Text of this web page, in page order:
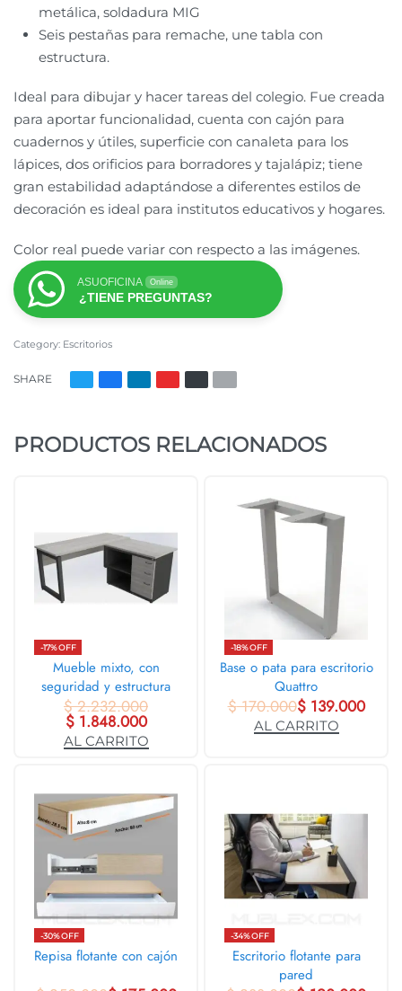
metálica, soldadura MIG
Seis pestañas para remache, une tabla con
estructura.
Ideal para dibujar y hacer tareas del colegio. Fue creada
para aportar funcionalidad, cuenta con cajón para
cuadernos y útiles, superficie con canaleta para los
lápices, dos orificios para borradores y tajalápiz; tiene
gran estabilidad adaptándose a diferentes estilos de
decoración es ideal para institutos educativos y hogares.
Color real puede variar con respecto a las imágenes.
ASUOFICINA Online
¿TIENE PREGUNTAS?
Category: Escritorios
SHARE
PRODUCTOS RELACIONADOS
-17% OFF
Mueble mixto, con
seguridad y estructura
metálica
$2.232.000
$1.848.000
AL CARRITO
-18% OFF
Base o pata para escritorio
Quattro
$170.000$139.000
AL CARRITO
-30% OFF
Repisa flotante con cajón
-34% OFF
Escritorio flotante para
pared